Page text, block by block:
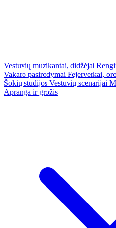
Vestuvių muzikantai, didžėjai
Vakaro pasirodymai Fejerverkai,
Šokių studijos Vestuvių scenarijai
Apranga ir grožis